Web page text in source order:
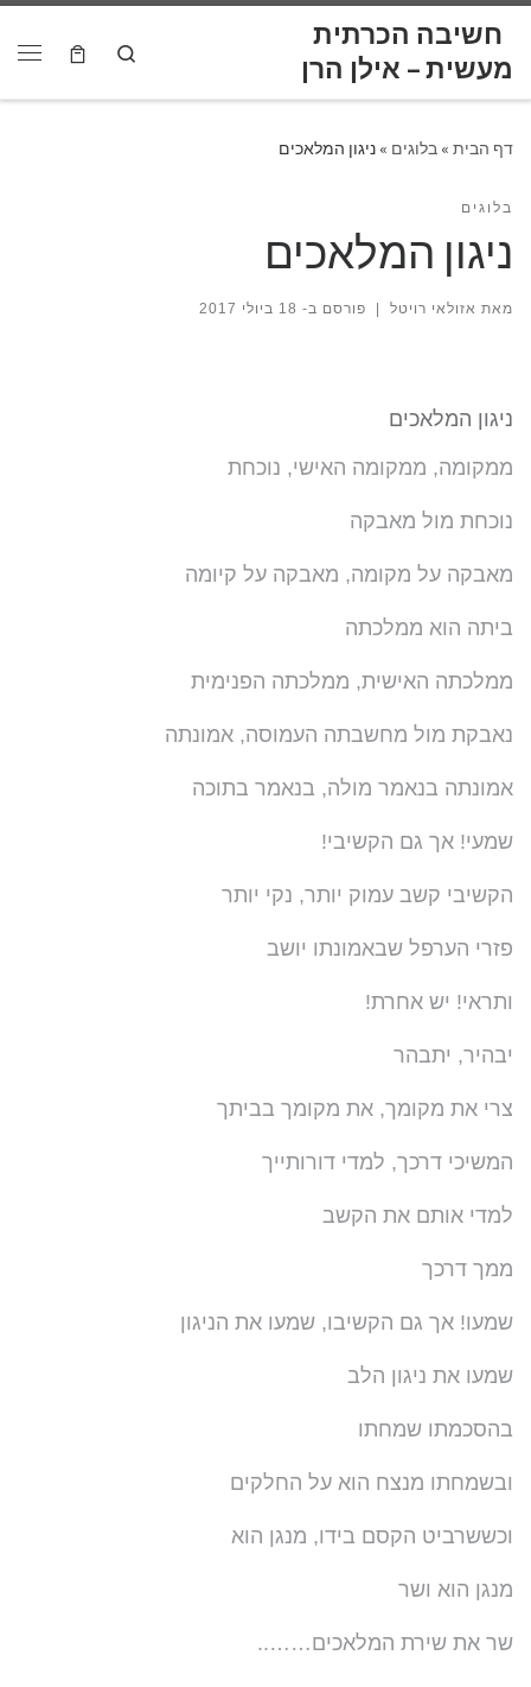
לתוכן
חשיבה הכרתית Search
דף הבית » בלוגים » ניגון המלאכים
בלוגים
ניגון המלאכים
מאת אזולאי רויטל פורסם ב- 18 ביולי 2017
ניגון המלאכים
ממקומה, ממקומה האישי, נוכחת
נוכחת מול מאבקה
מאבקה על מקומה, מאבקה על קיומה
ביתה הוא ממלכתה
ממלכתה האישית, ממלכתה הפנימית
נאבקת מול מחשבתה העמוסה, אמונתה
אמונתה בנאמר מולה, בנאמר בתוכה
שמעי! אך גם הקשיבי!
הקשיבי קשב עמוק יותר, נקי יותר
פזרי הערפל שבאמונתו יושב
ותראי! יש אחרת!
יבהיר, יתבהר
צרי את מקומך, את מקומך בביתך
המשיכי דרכך, למדי דורותייך
למדי אותם את הקשב
ממך דרכך
שמעו! אך גם הקשיבו, שמעו את הניגון
שמעו את ניגון הלב
בהסכמתו שמחתו
ובשמחתו מנצח הוא על החלקים
וכששרביט הקסם בידו, מנגן הוא
מנגן הוא ושר
שר את שירת המלאכים……..